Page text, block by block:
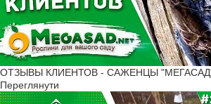
ОТЗЫВЫ КЛИЕНТОВ - САЖЕНЦЫ "МЕГАСАД" |
Переглянути